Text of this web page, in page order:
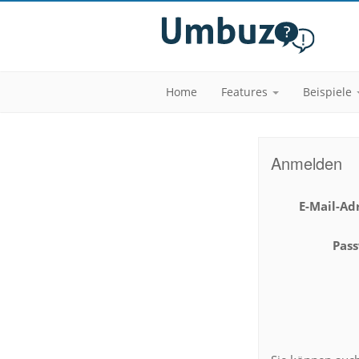
Home Features Beispiele
Anmelden
E-Mail-